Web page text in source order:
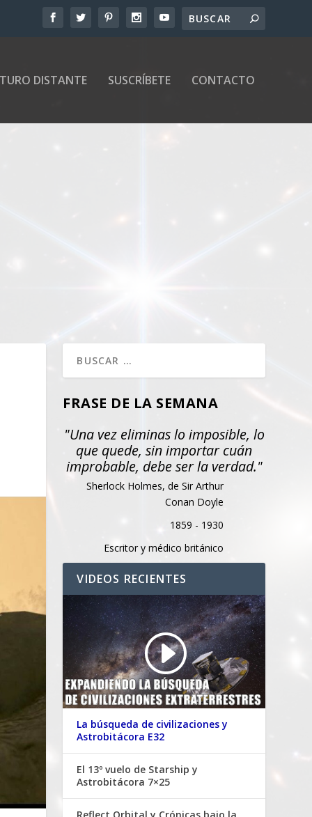
DISTANTE SUSCRÍBETE CONTACTO
FRASE DE LA SEMANA
"Una vez eliminas lo imposible, lo
que quede, sin importar cuán
improbable, debe ser la verdad."
Sherlock Holmes, de Sir Arthur
Conan Doyle
1859 - 1930
Escritor y médico británico
VIDEOS RECIENTES
La búsqueda de civilizaciones y
Astrobitácora E32
El 13º vuelo de Starship y
Astrobitácora 7×25